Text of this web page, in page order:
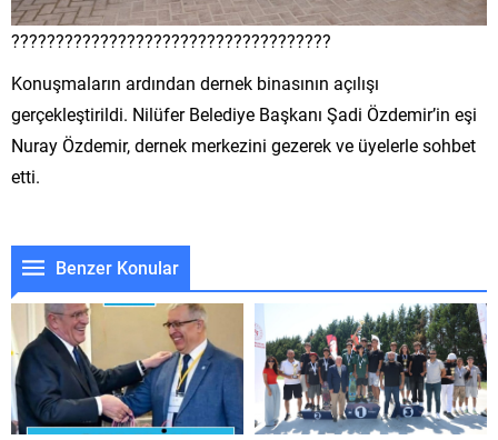
????????????????????????????????????
Konuşmaların ardından dernek binasının açılışı
gerçekleştirildi. Nilüfer Belediye Başkanı Şadi Özdemir’in eşi
Nuray Özdemir, dernek merkezini gezerek ve üyelerle sohbet
etti.
Benzer Konular